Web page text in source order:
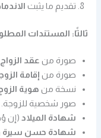
تقديم ما يثبت
ثالثًا: المستندات
صورة من عقد
صورة من إقامة
نسخة من هوية
صور شخصية للزوجة.
شهادة الميلاد (إن
شهادة حسن